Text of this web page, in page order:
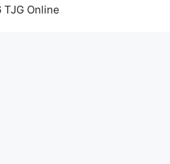
Online